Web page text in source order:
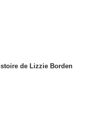
de Lizzie Borden